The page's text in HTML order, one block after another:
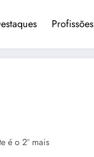
Profissões
é o 2º mais